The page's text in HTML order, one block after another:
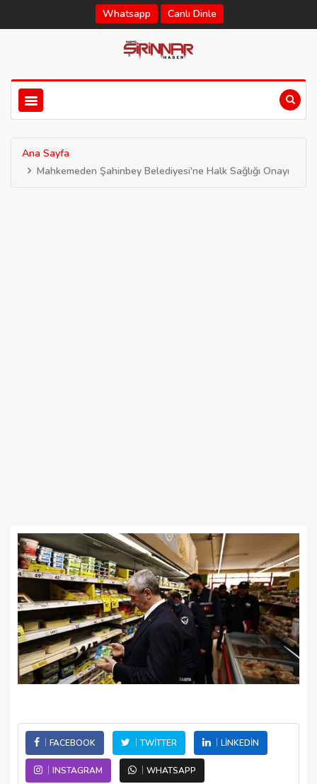
Whatsapp Canlı Dinle
Ana Sayfa
Mahkemeden Şahinbey Belediyesi'ne Halk Sağlığı Onayı
FACEBOOK TWITTER LINKEDIN
INSTAGRAM WHATSAPP